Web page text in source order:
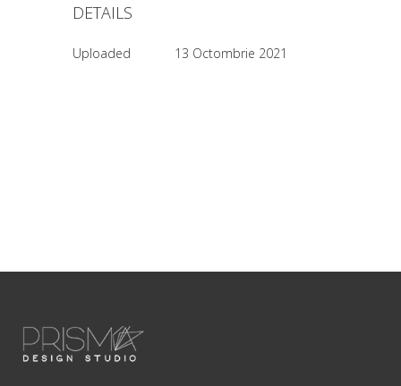
DETAILS
Uploaded 13 Octombrie 2021